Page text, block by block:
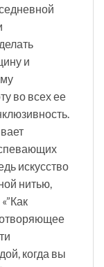
и
во всех ее
искусство
нитью,
когда вы